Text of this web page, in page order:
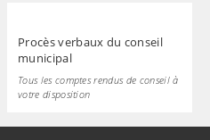
Procès verbaux du conseil
municipal
Tous les comptes rendus de conseil à
votre disposition